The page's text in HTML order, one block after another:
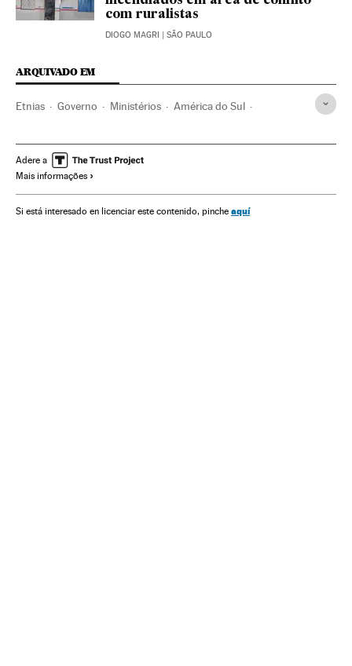
com ruralistas
DIOGO MAGRI | SÃO PAULO
ARQUIVADO EM
Etnias Governo Ministérios América do Sul
Sociedade Política Administração pública
Índios americanos Jair Bolsonaro Presidente Brasil
Adere a
Mais informações
Si está interesado en licenciar este contenido, pinche aquí